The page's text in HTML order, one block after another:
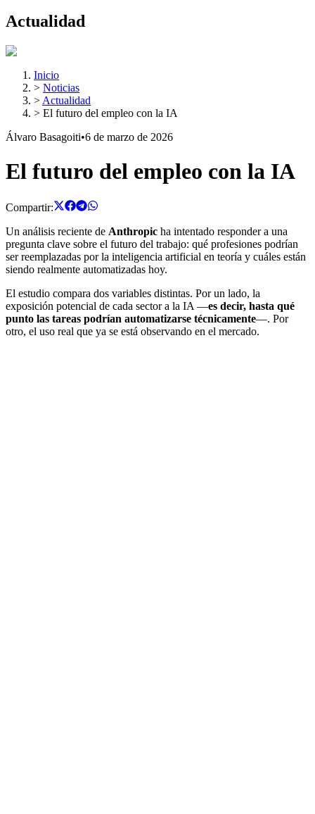
Actualidad
Inicio
> Noticias
> Actualidad
> El futuro del empleo con la IA
Álvaro Basagoiti•6 de marzo de 2026
El futuro del empleo con la IA
Compartir:
Un análisis reciente de Anthropic ha intentado responder a una
pregunta clave sobre el futuro del trabajo: qué profesiones podrían
ser reemplazadas por la inteligencia artificial en teoría y cuáles están
siendo realmente automatizadas hoy.
El estudio compara dos variables distintas. Por un lado, la
exposición potencial de cada sector a la IA —es decir, hasta qué
punto las tareas podrían automatizarse técnicamente—. Por
otro, el uso real que ya se está observando en el mercado.